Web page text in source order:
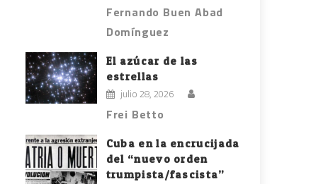
Fernando Buen Abad
Domínguez
El azúcar de las
estrellas
julio 28, 2026
Frei Betto
Cuba en la encrucijada
del “nuevo orden
trumpista/fascista”